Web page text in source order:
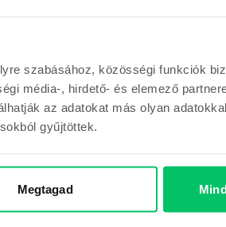
szabásához, közösségi funkciók
média-, hirdető- és elemező
az adatokat más olyan
gyűjtöttek.
Megtagad
elvitték az orrom elől így a kiválót
akkuja 97%-os. Nagyon elégedett
válasza